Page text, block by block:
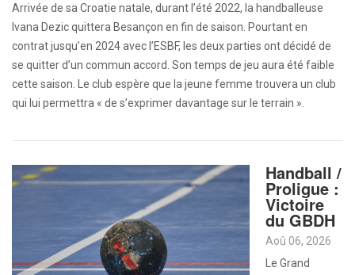
Arrivée de sa Croatie natale, durant l’été 2022, la handballeuse
Ivana Dezic quittera Besançon en fin de saison. Pourtant en
contrat jusqu’en 2024 avec l’ESBF, les deux parties ont décidé de
se quitter d’un commun accord. Son temps de jeu aura été faible
cette saison. Le club espère que la jeune femme trouvera un club
qui lui permettra « de s’exprimer davantage sur le terrain ».
Handball /
Proligue :
Victoire
du GBDH
Aoû 06, 2026
Le Grand